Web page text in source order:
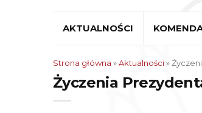
AKTUALNOŚCI
Strona główna »Aktualności»
Życzenia